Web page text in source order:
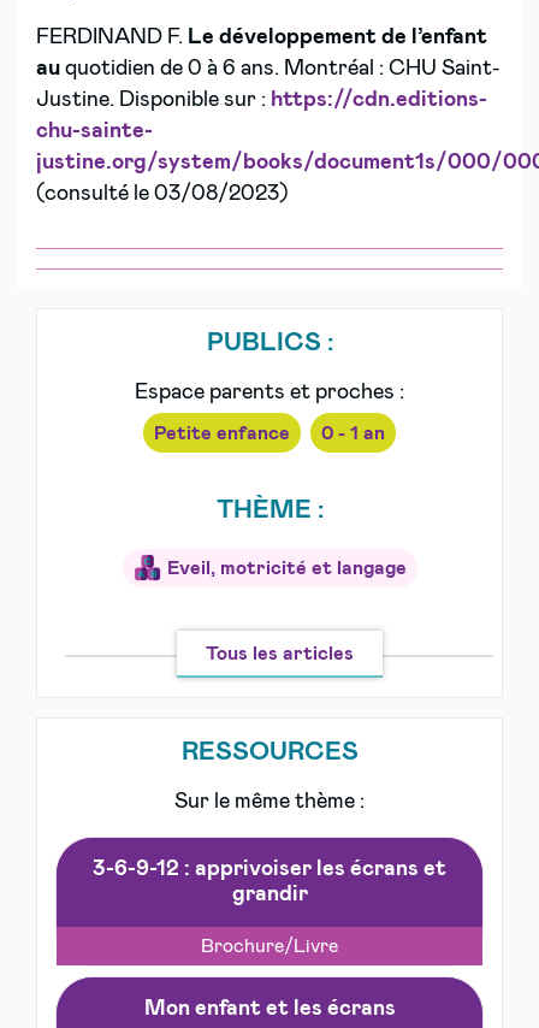
FERDINAND F. Le développement de l’enfant
au quotidien de 0 à 6 ans. Montréal : CHU Saint-
Justine. Disponible sur : https://cdn.editions-
chu-sainte-
justine.org/system/books/document1s/000/
(consulté le 03/08/2023)
PUBLICS :
Espace parents et proches :
Petite enfance 0 - 1 an
THÈME :
Eveil, motricité et langage
Tous les articles
RESSOURCES
Sur le même thème :
3-6-9-12 : apprivoiser les écrans et
grandir
Brochure/Livre
Mon enfant et les écrans